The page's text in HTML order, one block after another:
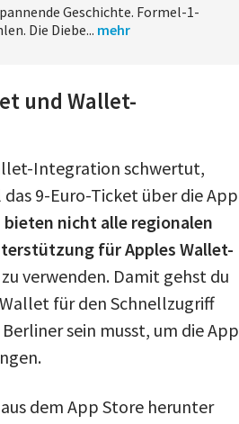
Geschichte. Formel-1-
Die Diebe... mehr
und Wallet-
Integration schwertut,
9-Euro-Ticket über die App
bieten nicht alle regionalen
für Apples Wallet-
zu verwenden. Damit gehst du
für den Schnellzugriff
sein musst, um die App
dem App Store herunter